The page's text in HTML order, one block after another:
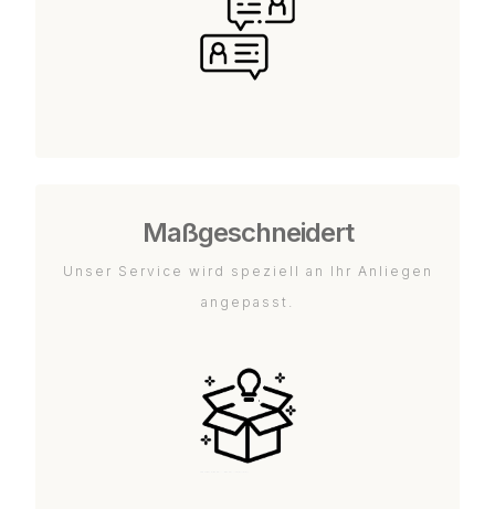
Maßgeschneidert
Unser Service wird speziell an Ihr Anliegen
angepasst.